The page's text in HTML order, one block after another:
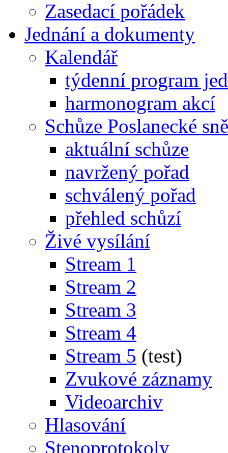
Zasedací pořádek
Jednání a dokumenty
Kalendář
týdenní program
harmonogram akcí
Schůze Poslanecké
aktuální schůze
navržený pořad
schválený pořad
přehled schůzí
Živé vysílání
Stream 1
Stream 2
Stream 3
Stream 4
Stream 5 (test)
Zvukové záznamy
Videoarchiv
Hlasování
Stenoprotokoly